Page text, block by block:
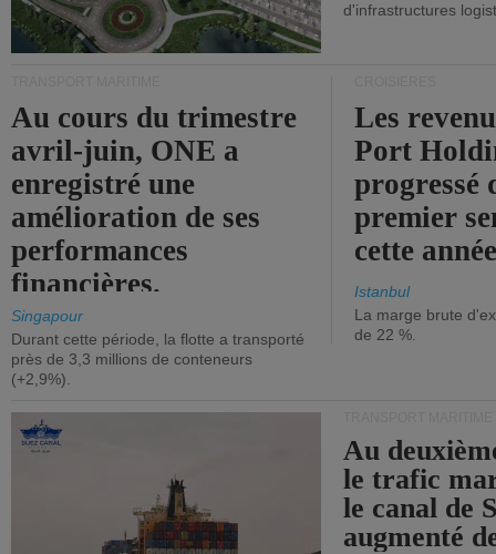
d'infrastructures
Au cours du trimestre
avril-juin, ONE a
enregistré une
amélioration de ses
performances
financières.
Singapour
Durant cette période, la flotte a transporté
près de 3,3 millions de conteneurs
(+2,9%).
Les
Port
progressé
premier
cette
Istanbul
La marge brute
de 22 %.
Au
le trafic
le canal de
augmenté